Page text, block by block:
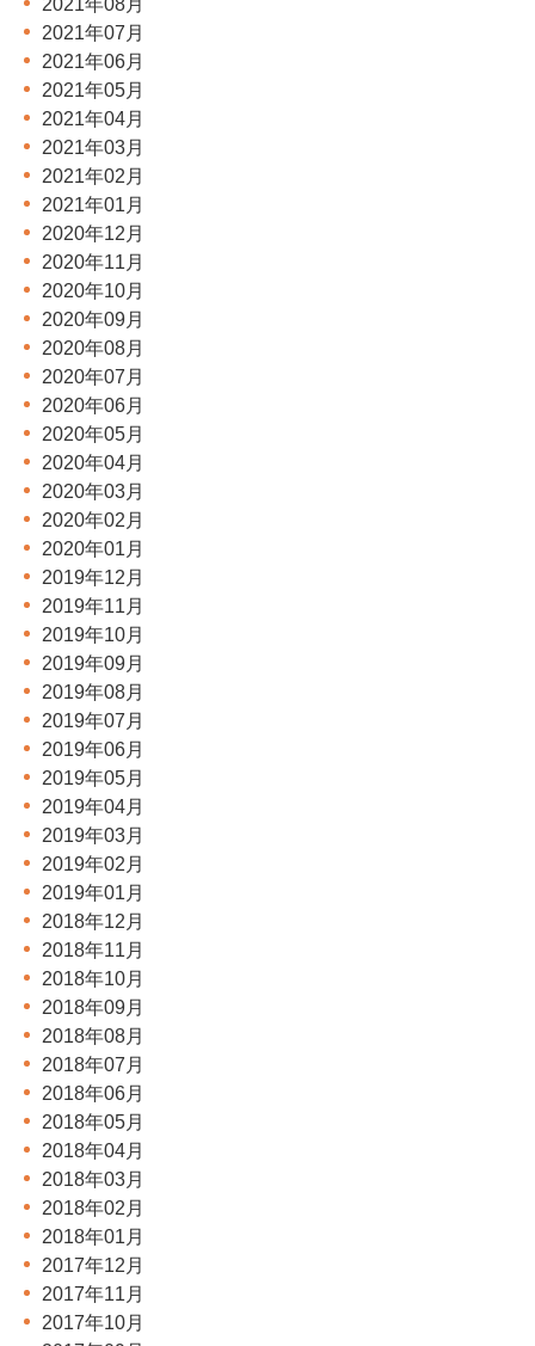
2021年08月
2021年07月
2021年06月
2021年05月
2021年04月
2021年03月
2021年02月
2021年01月
2020年12月
2020年11月
2020年10月
2020年09月
2020年08月
2020年07月
2020年06月
2020年05月
2020年04月
2020年03月
2020年02月
2020年01月
2019年12月
2019年11月
2019年10月
2019年09月
2019年08月
2019年07月
2019年06月
2019年05月
2019年04月
2019年03月
2019年02月
2019年01月
2018年12月
2018年11月
2018年10月
2018年09月
2018年08月
2018年07月
2018年06月
2018年05月
2018年04月
2018年03月
2018年02月
2018年01月
2017年12月
2017年11月
2017年10月